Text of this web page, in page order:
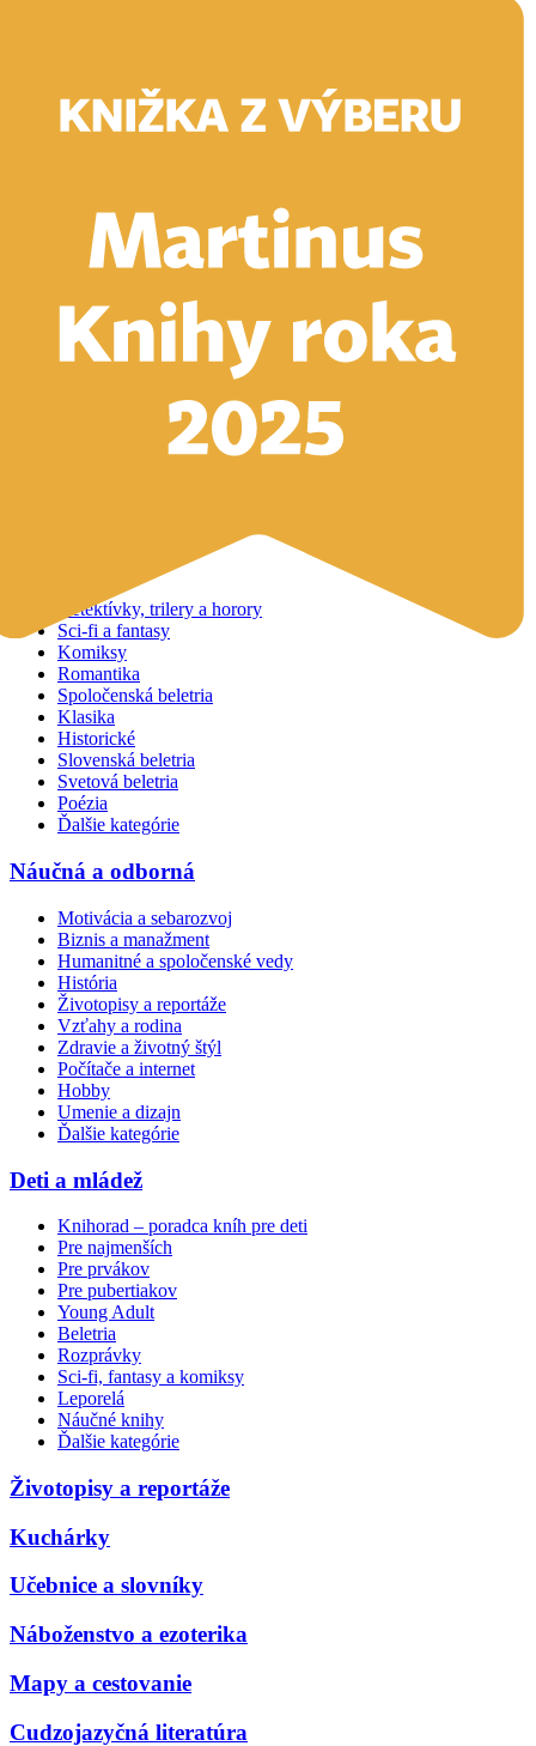
Vyhľadávanie
Vyhľadávanie
Detektívky, trilery a horory
Sci-fi a fantasy
Komiksy
Romantika
Spoločenská beletria
Klasika
Historické
Slovenská beletria
Svetová beletria
Poézia
Ďalšie kategórie
Náučná a odborná
Motivácia a sebarozvoj
Biznis a manažment
Humanitné a spoločenské vedy
História
Životopisy a reportáže
Vzťahy a rodina
Zdravie a životný štýl
Počítače a internet
Hobby
Umenie a dizajn
Ďalšie kategórie
Deti a mládež
Knihorad – poradca kníh pre deti
Pre najmenších
Pre prvákov
Pre pubertiakov
Young Adult
Beletria
Rozprávky
Sci-fi, fantasy a komiksy
Leporelá
Náučné knihy
Ďalšie kategórie
Životopisy a reportáže
Kuchárky
Učebnice a slovníky
Náboženstvo a ezoterika
Mapy a cestovanie
Cudzojazyčná literatúra